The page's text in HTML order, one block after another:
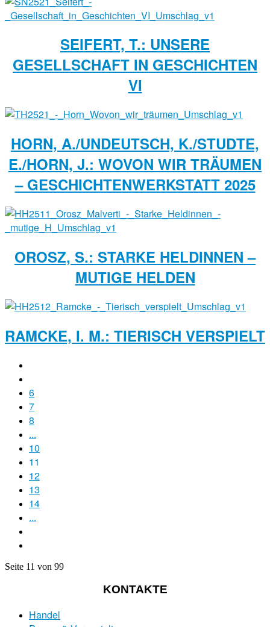
SEIFERT, T.: UNSERE
GESELLSCHAFT IN GESCHICHTEN
VI
HORN, A./UNDEUTSCH, K./STUDTE,
E./HORN, J.: WOVON WIR TRÄUMEN
– GESCHICHTENWERKSTATT 2025
OROSZ, S.: STARKE HELDINNEN –
MUTIGE HELDEN
RAMCKE, I. M.: TIERISCH VERSPIELT
6
7
8
...
10
11
12
13
14
...
Seite 11 von 99
KONTAKTE
Handel